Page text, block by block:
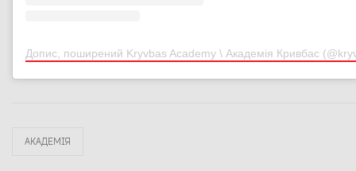
Допис, поширений Kryvbas Academy \ Академія Кривбас
АКАДЕМІЯ